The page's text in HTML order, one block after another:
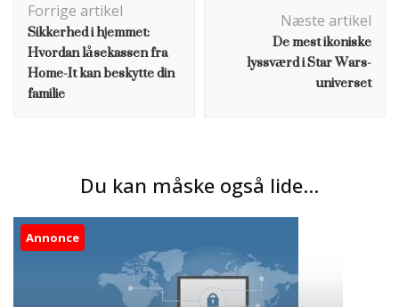
Forrige artikel
Sikkerhed i hjemmet:
Hvordan låsekassen fra
Home-It kan beskytte din
familie
Næste artikel
De mest ikoniske
lyssværd i Star Wars-
universet
Du kan måske også lide...
Annonce